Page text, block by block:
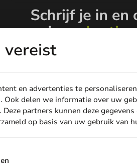
vereist
en advertenties te
Ook delen we informatie over uw
partners kunnen deze
op basis van uw gebruik van
Email